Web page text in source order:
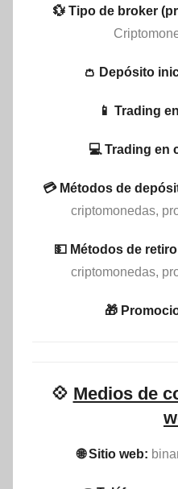
💱 Tipo de broker
👛 Depósito
📱 Trading
💻 Trading en
💳 Métodos de
criptomonedas,
💵​ Métodos de
criptomonedas,
🎁
💠 Medios de
🌐 Sitio web: